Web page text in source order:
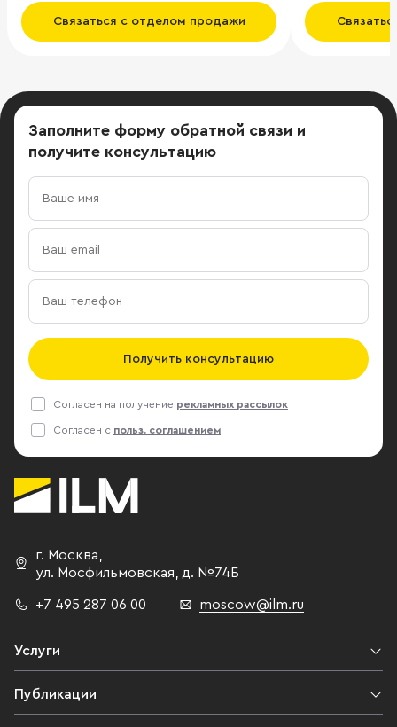
Связаться с отделом продажи
Общая
очередь
42 000 кв.м - это офисы класса «А» и
офисный
пентхаусом
Заполните форму обратной связи и
получите консультацию
Получить консультацию
Согласен на получение рекламных рассылок
Согласен с польз. соглашением
г. Москва,
ул. Мосфильмовская, д. №74Б
+7 495 287 06 00 moscow@ilm.ru
Услуги
Публикации